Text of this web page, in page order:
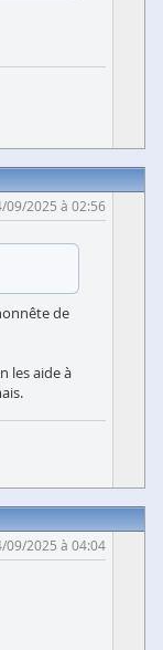
09/2025 à 02:56
de
les aide à
09/2025 à 04:04